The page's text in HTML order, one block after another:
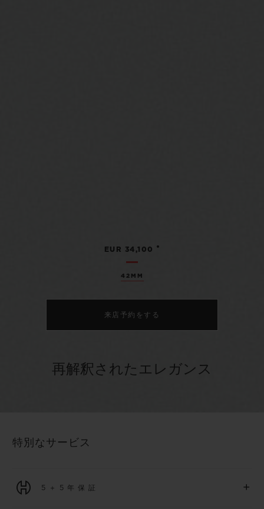
42MM
EUR 34,100 •
来店予約をする
再解釈されたエレガンス
特別なサービス
5＋5年保証 +